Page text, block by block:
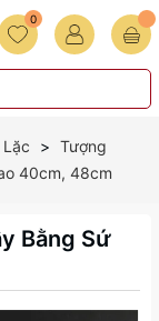
0
Tượng
40cm, 48cm
Bằng Sứ